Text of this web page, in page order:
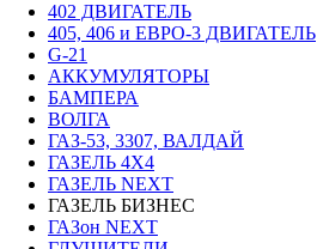
402 ДВИГАТЕЛЬ
405, 406 и ЕВРО-3 ДВИГАТЕЛЬ
G-21
АККУМУЛЯТОРЫ
БАМПЕРА
ВОЛГА
ГАЗ-53, 3307, ВАЛДАЙ
ГАЗЕЛЬ 4Х4
ГАЗЕЛЬ NEXT
ГАЗЕЛЬ БИЗНЕС
ГАЗон NEXT